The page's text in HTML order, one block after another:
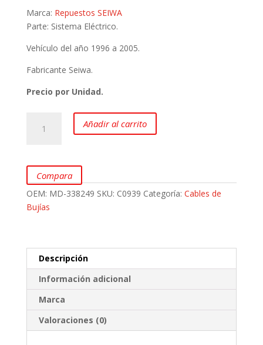
Marca: Repuestos SEIWA
Parte: Sistema Eléctrico.
Vehículo del año 1996 a 2005.
Fabricante Seiwa.
Precio por Unidad.
MITSUBISHI
Montero
3.0L
y
SEIWA
cantidad
Añadir al carrito
Compara
OEM: MD-338249 SKU: C0939 Categoría: Cables de
Bujías
Descripción
Información adicional
Marca
Valoraciones (0)